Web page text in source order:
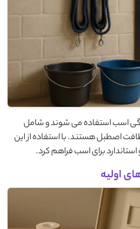
اسب استفاده می‌ شوند و شامل
اصطبل هستند. با استفاده از این
برای اسب فراهم کرد.